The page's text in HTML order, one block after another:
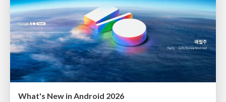
What's New in Android 2026